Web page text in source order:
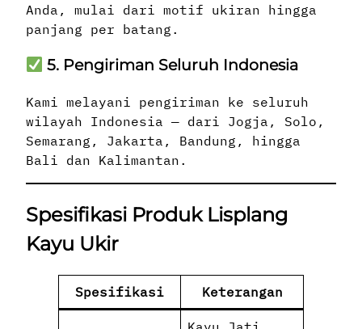
Anda, mulai dari motif ukiran hingga
panjang per batang.
5. Pengiriman Seluruh Indonesia
Kami melayani pengiriman ke seluruh
wilayah Indonesia — dari Jogja, Solo,
Semarang, Jakarta, Bandung, hingga
Bali dan Kalimantan.
Spesifikasi Produk Lisplang
Kayu Ukir
Spesifikasi Keterangan